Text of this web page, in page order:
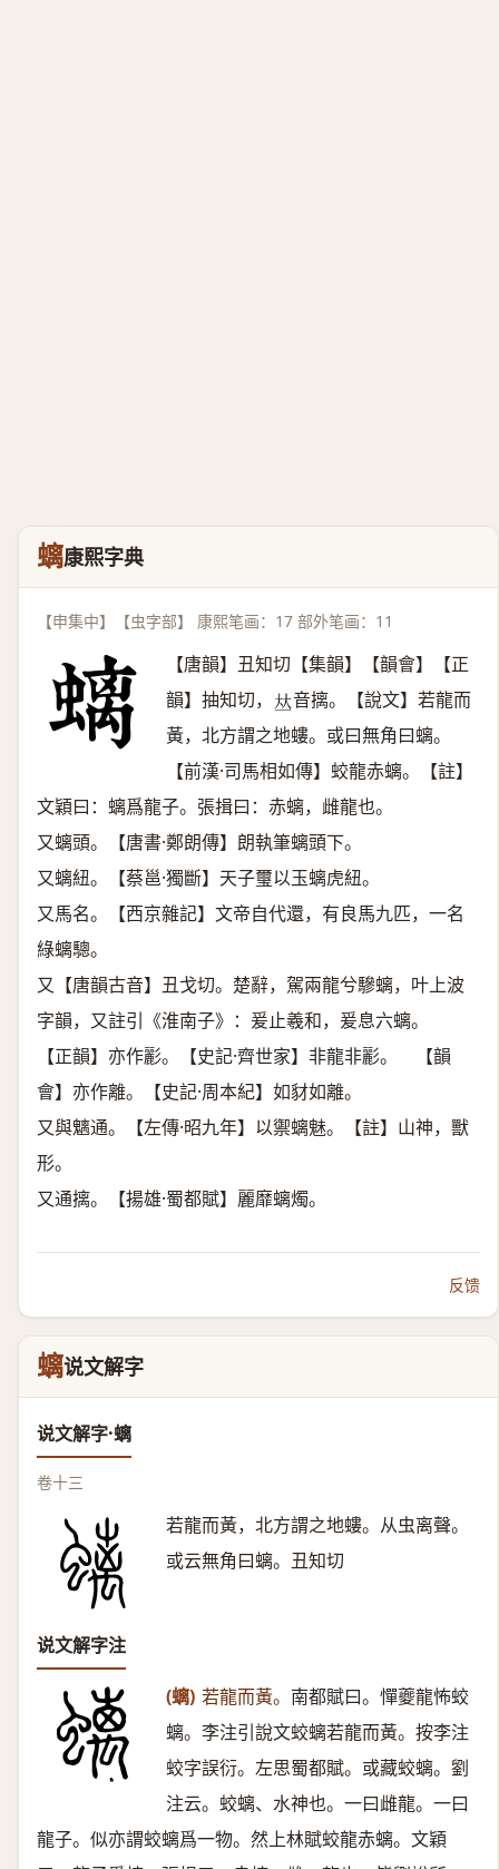
螭康熙字典
【申集中】【虫字部】 康熙笔画：17 部外笔画：11
【唐韻】丑知切【集韻】【韻會】【正
韻】抽知切， 𠀤音摛。【說文】若龍而
黃，北方謂之地螻。或曰無角曰螭。
【前漢·司馬相如傳】蛟龍赤螭。【註】
文穎曰：螭爲龍子。張揖曰：赤螭，雌龍也。
又螭頭。【唐書·鄭朗傳】朗執筆螭頭下。
又螭紐。【蔡邕·獨斷】天子璽以玉螭虎紐。
又馬名。【西京雜記】文帝自代還，有良馬九匹，一名
綠螭驄。
又【唐韻古音】丑戈切。楚辭，駕兩龍兮驂螭，叶上波
字韻，又註引《淮南子》：爰止羲和，爰息六螭。
【正韻】亦作彲。【史記·齊世家】非龍非彲。 【韻
會】亦作離。【史記·周本紀】如豺如離。
又與魑通。【左傳·昭九年】以禦螭魅。【註】山神，獸
形。
又通摛。【揚雄·蜀都賦】麗靡螭燭。
反馈
螭说文解字
说文解字·螭
卷十三
若龍而黃，北方謂之地螻。从虫离聲。
或云無角曰螭。丑知切
说文解字注
(螭) 若龍而黃。 南都賦曰。憚夔龍怖蛟
螭。李注引說文蛟螭若龍而黃。按李注
蛟字誤衍。左思蜀都賦。或藏蛟螭。劉
注云。蛟螭、水神也。一曰雌龍。一曰
龍子。似亦謂蛟螭爲一物。然上林賦蛟龍赤螭。文穎